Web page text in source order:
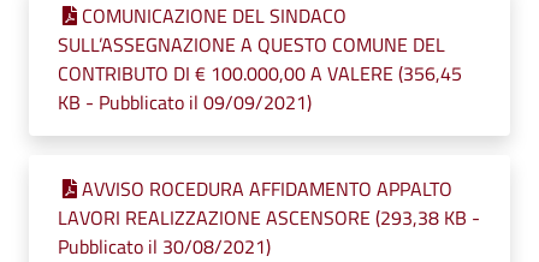
COMUNICAZIONE DEL SINDACO
SULL’ASSEGNAZIONE A QUESTO COMUNE DEL
CONTRIBUTO DI € 100.000,00 A VALERE (356,45
KB - Pubblicato il 09/09/2021)
AVVISO ROCEDURA AFFIDAMENTO APPALTO
LAVORI REALIZZAZIONE ASCENSORE (293,38 KB -
Pubblicato il 30/08/2021)